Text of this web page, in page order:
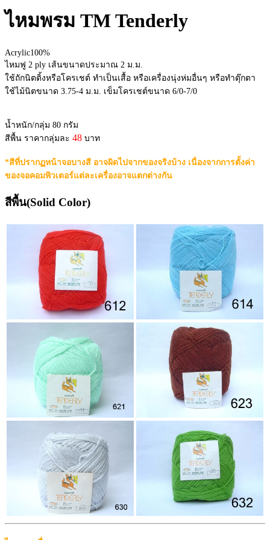
ไหมพรม TM Tenderly
Acrylic100%
ไหมฟู 2 ply เส้นขนาดประมาณ 2 ม.ม.
ใช้ถักนิตติ้งหรือโครเชต์ ทำเป็นเสื้อ หรือเครื่องนุ่งห่มอื่นๆ หรือทำตุ๊กตา
ใช้ไม้นิตขนาด 3.75-4 ม.ม. เข็มโครเชต์ขนาด 6/0-7/0
น้ำหนัก/กลุ่ม 80 กรัม
สีพื้น ราคากลุ่มละ 48 บาท
*สีที่ปรากฏหน้าจอบางสี อาจผิดไปจากของจริงบ้าง เนื่องจากการตั้งค่า
ของจอคอมพิวเตอร์แต่ละเครื่องอาจแตกต่างกัน
สีพื้น(Solid Color)